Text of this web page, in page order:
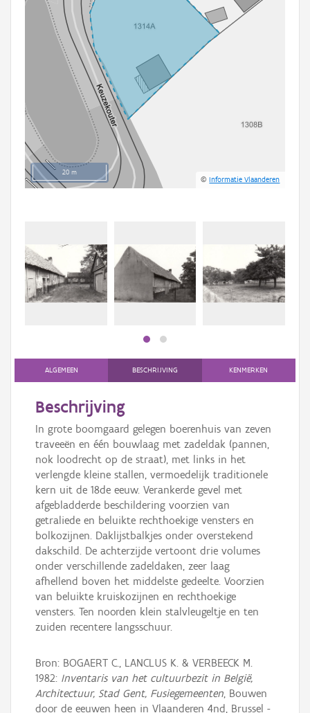
20 m
©Informatie Vlaanderen
ALGEMEEN BESCHRIJVING KENMERKEN
Beschrijving
In grote boomgaard gelegen boerenhuis van zeven
traveeën en één bouwlaag met zadeldak (pannen,
nok loodrecht op de straat), met links in het
verlengde kleine stallen, vermoedelijk traditionele
kern uit de 18de eeuw. Verankerde gevel met
afgebladderde beschildering voorzien van
getraliede en beluikte rechthoekige vensters en
bolkozijnen. Daklijstbalkjes onder overstekend
dakschild. De achterzijde vertoont drie volumes
onder verschillende zadeldaken, zeer laag
afhellend boven het middelste gedeelte. Voorzien
van beluikte kruiskozijnen en rechthoekige
vensters. Ten noorden klein stalvleugeltje en ten
zuiden recentere langsschuur.
Bron: BOGAERT C., LANCLUS K. & VERBEECK M.
1982: Inventaris van het cultuurbezit in België,
Architectuur, Stad Gent, Fusiegemeenten, Bouwen
door de eeuwen heen in Vlaanderen 4nd, Brussel -